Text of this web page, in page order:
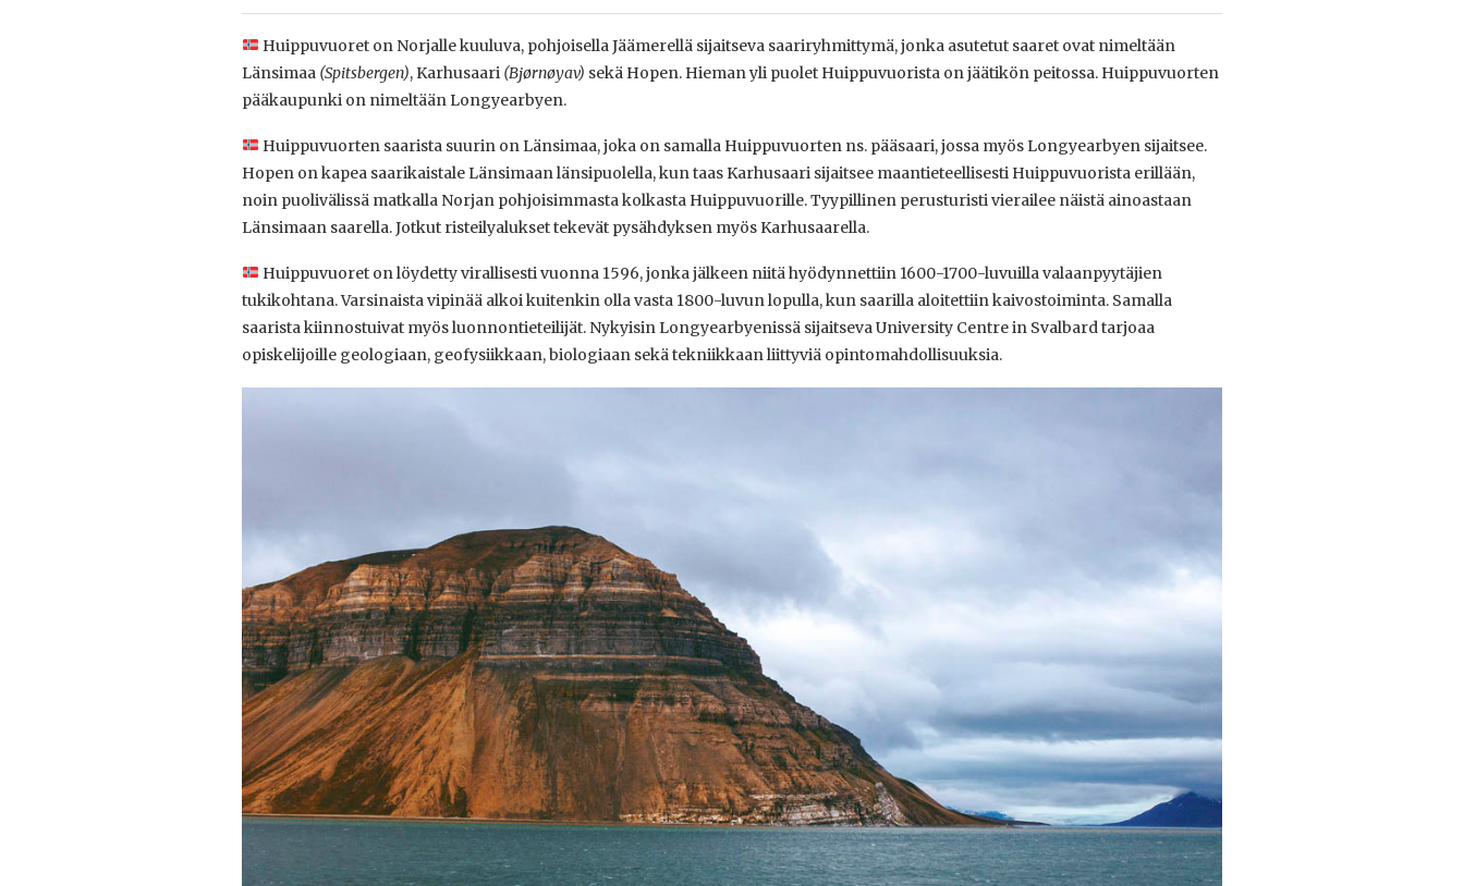
Huippuvuoret on Norjalle kuuluva, pohjoisella Jäämerellä sijaitseva saariryhmittymä, jonka asutetut saaret ovat nimeltään
Länsimaa (Spitsbergen), Karhusaari (Bjørnøyav) sekä Hopen. Hieman yli puolet Huippuvuorista on jäätikön peitossa. Huippuvuorten
pääkaupunki on nimeltään Longyearbyen.
Huippuvuorten saarista suurin on Länsimaa, joka on samalla Huippuvuorten ns. pääsaari, jossa myös Longyearbyen sijaitsee.
Hopen on kapea saarikaistale Länsimaan länsipuolella, kun taas Karhusaari sijaitsee maantieteellisesti Huippuvuorista erillään,
noin puolivälissä matkalla Norjan pohjoisimmasta kolkasta Huippuvuorille. Tyypillinen perusturisti vierailee näistä ainoastaan
Länsimaan saarella. Jotkut risteilyalukset tekevät pysähdyksen myös Karhusaarella.
Huippuvuoret on löydetty virallisesti vuonna 1596, jonka jälkeen niitä hyödynnettiin 1600-1700-luvuilla valaanpyytäjien
tukikohtana. Varsinaista vipinää alkoi kuitenkin olla vasta 1800-luvun lopulla, kun saarilla aloitettiin kaivostoiminta. Samalla
saarista kiinnostuivat myös luonnontieteilijät. Nykyisin Longyearbyenissä sijaitseva University Centre in Svalbard tarjoaa
opiskelijoille geologiaan, geofysiikkaan, biologiaan sekä tekniikkaan liittyviä opintomahdollisuuksia.